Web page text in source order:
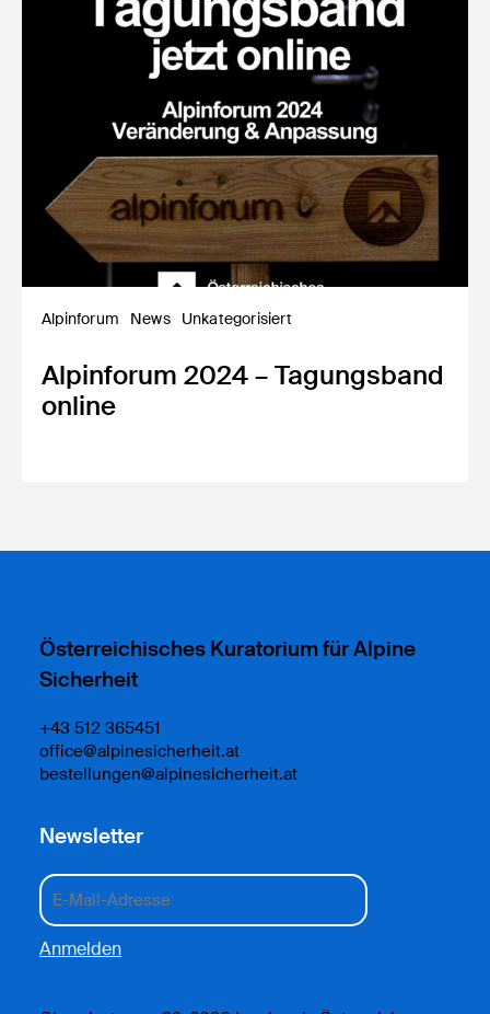
Alpinforum News Unkategorisiert
Alpinforum 2024 – Tagungsband
online
Österreichisches Kuratorium für Alpine
Sicherheit
+43 512 365451
office@alpinesicherheit.at
bestellungen@alpinesicherheit.at
Newsletter